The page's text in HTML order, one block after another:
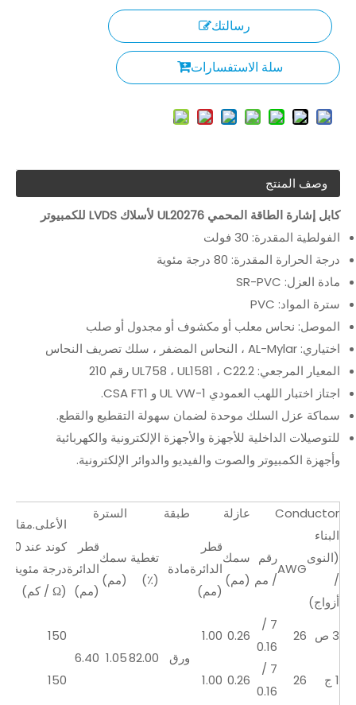
رسالتك
سلة الاستفسارات
وصف المنتج
كابل إشارة الطاقة المحمي UL20276 لأسلاك LVDS للكمبيوتر
الفولطية المقدرة: 30 فولت
درجة الحرارة المقدرة: 80 درجة مئوية
مادة العزل: SR-PVC
سترة المواد: PVC
الموصل: نحاس معلب أو مكشوف أو مجدول أو صلب
اختياري: AL-Mylar ، النحاس المضفر ، سلك تصريف النحاس
المعيار المرجعي: UL758 ، UL1581 ، C22.2 رقم 210
اجتاز اختبار اللهب العمودي UL VW-1 و CSA FT1.
سماكة عزل السلك موحدة لضمان سهولة التقطيع والقطع.
للتوصيلات الداخلية للأجهزة والأجهزة الإلكترونية والكهربائية
وأجهزة الكمبيوتر والصوت والفيديو والدوائر الإلكترونية.
Conductor عازلة طبقة السترة
كوند عند 20
درجة مئوية
(Ω / كم)
البناء
(النوى
/
أزواج)
AWG
رقم
/ مم
سمك
(مم)
قطر
الدائرة
(مم)
مادة
تغطية
(٪)
سمك
(مم)
قطر
الدائرة
(مم)
3 ص 26
7 /
0.16
0.26
1.00
ورق
82.00
1.05
6.40
150
1 ج 26
7 /
0.16
0.26
1.00
150